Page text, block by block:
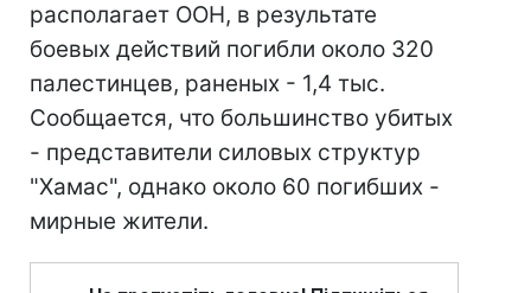
располагает ООН, в результате
боевых действий погибли около 320
палестинцев, раненых - 1,4 тыс.
Сообщается, что большинство убитых
- представители силовых структур
"Хамас", однако около 60 погибших -
мирные жители.